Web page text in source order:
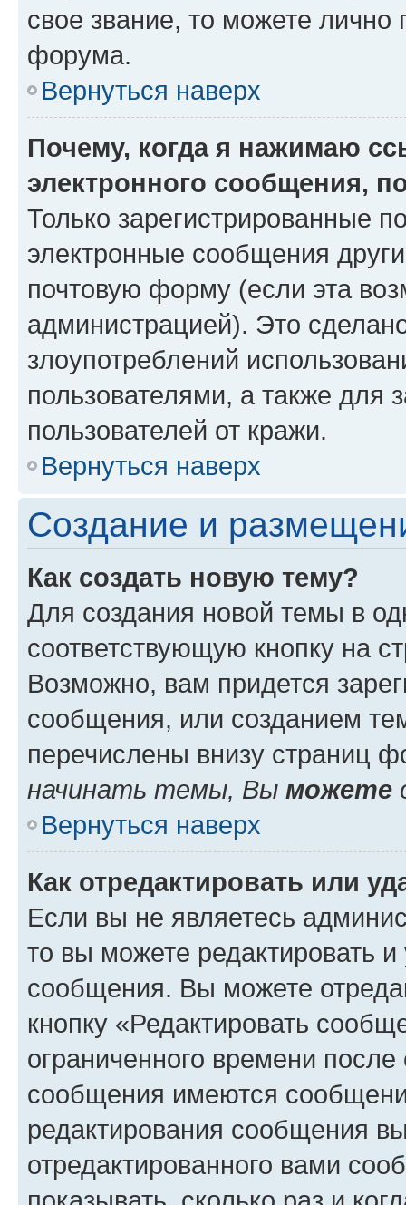
свое звание, то можете лично
форума.
Вернуться наверх
Почему, когда я нажимаю
электронного сообщения,
Только зарегистрированные
электронные сообщения
почтовую форму (если эта
администрацией). Это
злоупотреблений
пользователями, а также для
пользователей от кражи.
Вернуться наверх
Создание и
Как создать новую тему?
Для создания новой темы в
соответствующую кнопку на
Возможно, вам придется
сообщения, или созданием
перечислены внизу страниц
начинать темы, Вы можете
Вернуться наверх
Как отредактировать или
Если вы не являетесь
то вы можете редактировать
сообщения. Вы можете
кнопку «Редактировать
ограниченного времени
сообщения имеются
редактирования сообщения
отредактированного вами